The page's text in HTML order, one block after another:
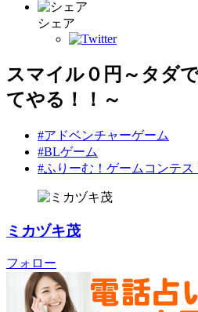
シェア
スマイル０円～タダ
てやる！！～
#アドベンチャーゲーム
#BLゲーム
#ふりーむ！ゲームコンテス
ミカヅキ茂
フォロー